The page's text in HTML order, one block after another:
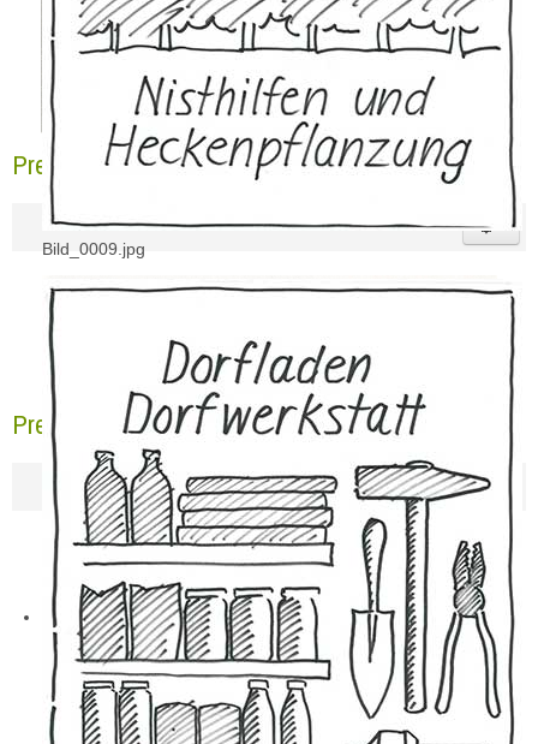
Bild_0009.jpg
Pressebericht ERK 13.09.2017
Pressebericht NGZ 02.08.2017